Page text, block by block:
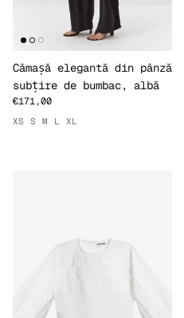
Cămașă elegantă din pânză
subțire de bumbac, albă
€171,00
XS S M L XL